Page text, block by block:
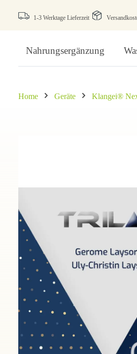
1-3 Werktage Lieferzeit
Nahrungsergänzung
Home Geräte Klangei®